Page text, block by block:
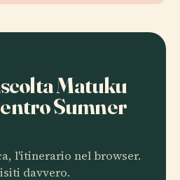
Matuku
Sumner
l'itinerario nel browser.
davvero.